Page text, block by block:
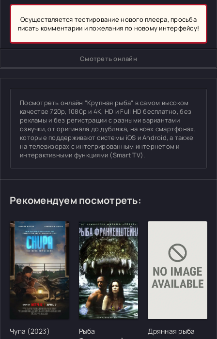
Осуществляется тестирование нового плеера, просьба
писать комментарии и пожелания по новому интерфейсу!
Смотреть онлайн
Посмотреть онлайн "Крупная рыба" в самом высоком
качестве 720p, 1080p и 4K, HD и Full HD бесплатно, без
рекламы и без регистрации с разными вариантами
озвучки, от оригинала до дубляжа, на всех смартфонах,
которые поддерживают системы iOS и Android, а также
на телевизорах с интегрированным интернетом и
интерактивными функциями (Smart TV).
Рекомендуем посмотреть:
[/xfgiven_cvh_poster_urlcvh_poster_url]
Чупа (2023)
[/xfgiven_cvh_poster_urlcvh_poster_url]
Рыба
Дрянная рыба